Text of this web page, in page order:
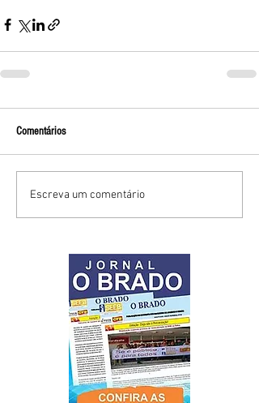
Comentários
Escreva um comentário